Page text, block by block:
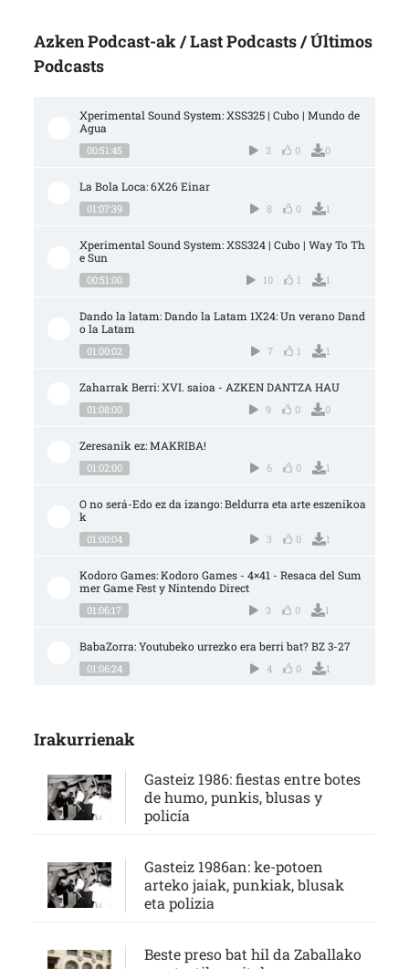
Azken Podcast-ak / Last Podcasts / Últimos
Podcasts
Xperimental Sound System: XSS325 | Cubo | Mundo de
Agua
00:51:45 3 0 0
La Bola Loca: 6X26 Einar
01:07:39 8 0 1
Xperimental Sound System: XSS324 | Cubo | Way To Th
e Sun
00:51:00 10 1 1
Dando la latam: Dando la Latam 1X24: Un verano Dand
o la Latam
01:00:02 7 1 1
Zaharrak Berri: XVI. saioa - AZKEN DANTZA HAU
01:08:00 9 0 0
Zeresanik ez: MAKRIBA!
01:02:00 6 0 1
O no será-Edo ez da izango: Beldurra eta arte eszenikoa
k
01:00:04 3 0 1
Kodoro Games: Kodoro Games - 4×41 - Resaca del Sum
mer Game Fest y Nintendo Direct
01:06:17 3 0 1
BabaZorra: Youtubeko urrezko era berri bat? BZ 3-27
01:06:24 4 0 1
Irakurrienak
Gasteiz 1986: fiestas entre botes
de humo, punkis, blusas y
policía
Gasteiz 1986an: ke-potoen
arteko jaiak, punkiak, blusak
eta polizia
Beste preso bat hil da Zaballako